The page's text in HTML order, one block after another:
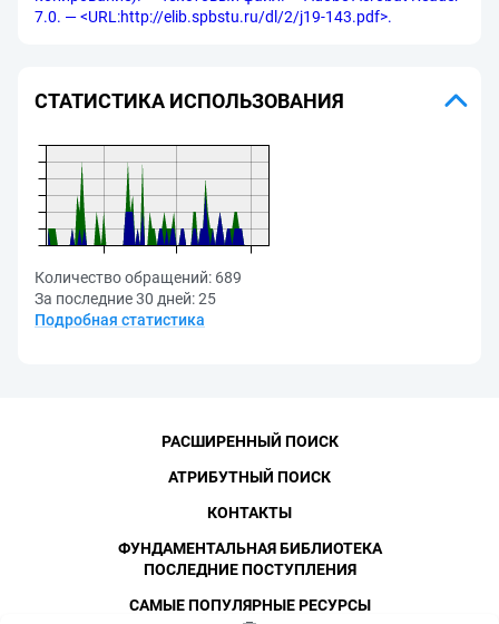
7.0. — <URL:http://elib.spbstu.ru/dl/2/j19-143.pdf>.
СТАТИСТИКА ИСПОЛЬЗОВАНИЯ
Количество обращений: 689
За последние 30 дней:25
Подробная статистика
РАСШИРЕННЫЙ ПОИСК
АТРИБУТНЫЙ ПОИСК
КОНТАКТЫ
ФУНДАМЕНТАЛЬНАЯ БИБЛИОТЕКА
ПОСЛЕДНИЕ ПОСТУПЛЕНИЯ
САМЫЕ ПОПУЛЯРНЫЕ РЕСУРСЫ